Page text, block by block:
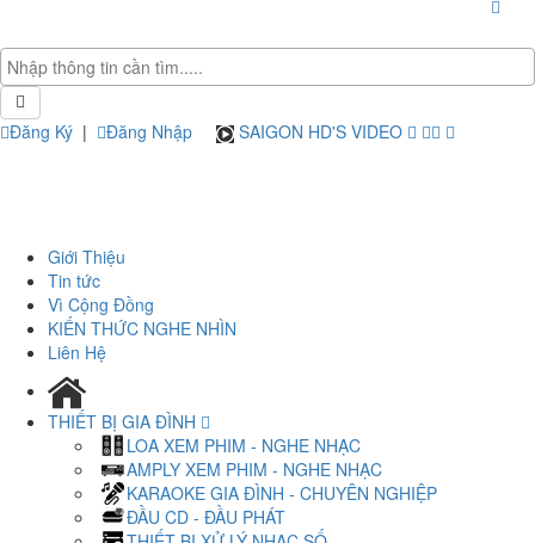
Đăng Ký | Đăng Nhập SAIGON HD'S VIDEO
Giới Thiệu
Tin tức
Vì Cộng Đồng
KIẾN THỨC NGHE NHÌN
Liên Hệ
THIẾT BỊ GIA ĐÌNH
LOA XEM PHIM - NGHE NHẠC
AMPLY XEM PHIM - NGHE NHẠC
KARAOKE GIA ĐÌNH - CHUYÊN NGHIỆP
ĐẦU CD - ĐẦU PHÁT